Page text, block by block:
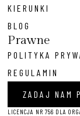
KIERUNKI
BLOG
Prawne
POLITYKA
REGULAMIN
ZADAJ NAM
LICENCJA NR 756 DLA